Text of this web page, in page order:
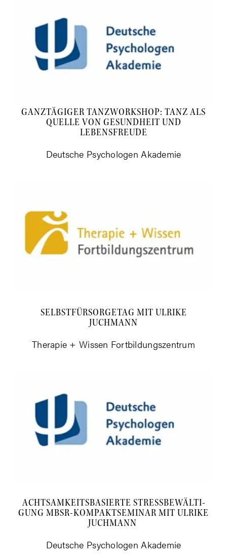
GANZ­TÄ­GI­GER TANZ­WORK­SHOP: TANZ ALS
QUEL­LE VON GESUND­HEIT UND
LEBENSFREUDE
Deut­sche Psy­cho­lo­gen Akademie
SELBST­FÜR­SOR­GE­TAG MIT ULRI­KE
JUCHMANN
The­ra­pie + Wis­sen Fortbildungszentrum
ACHT­SAM­KEITS­BA­SIER­TE STRESS­BE­WÄL­TI­
GUNG MBSR-KOM­PAKT­SE­MI­NAR MIT ULRI­KE
JUCHMANN
Deut­sche Psy­cho­lo­gen Akademie